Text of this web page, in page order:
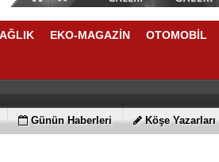
EKO-MAGAZİN OTOMOBİL
Günün Haberleri Köşe Yazarları